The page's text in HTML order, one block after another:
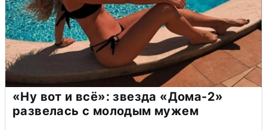
«Ну вот и всё»: звезда «Дома-2»
развелась с молодым мужем